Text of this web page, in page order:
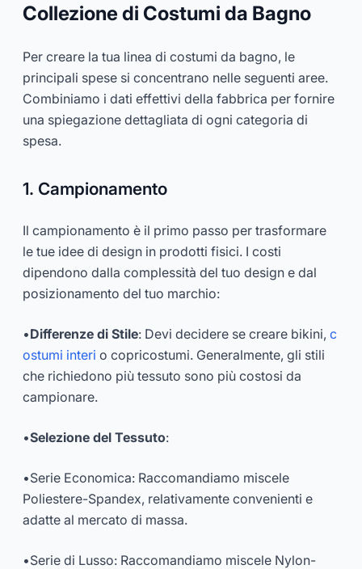
Collezione di Costumi da Bagno
Per creare la tua linea di costumi da bagno, le
principali spese si concentrano nelle seguenti aree.
Combiniamo i dati effettivi della fabbrica per fornire
una spiegazione dettagliata di ogni categoria di
spesa.
1. Campionamento
Il campionamento è il primo passo per trasformare
le tue idee di design in prodotti fisici. I costi
dipendono dalla complessità del tuo design e dal
posizionamento del tuo marchio:
•Differenze di Stile: Devi decidere se creare bikini, c
ostumi interi o copricostumi. Generalmente, gli stili
che richiedono più tessuto sono più costosi da
campionare.
•Selezione del Tessuto:
•Serie Economica: Raccomandiamo miscele
Poliestere-Spandex, relativamente convenienti e
adatte al mercato di massa.
•Serie di Lusso: Raccomandiamo miscele Nylon-